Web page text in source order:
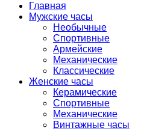
Главная
Мужские часы
Необычные
Спортивные
Армейские
Механические
Классические
Женские часы
Керамические
Спортивные
Механические
Винтажные часы